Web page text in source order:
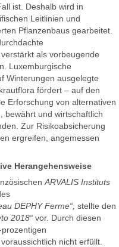
ist. Deshalb wird in
Leitlinien und
Pflanzenbaus gearbeitet.
als vorbeugende
Luxemburgische
Winterungen ausgelegte
fördert – auf den
Erforschung von alternativen
bewährt und wirtschaftlich
Zur Risikoabsicherung
ergreifen, angemessen
Herangehensweise
ARVALIS Instituts
DEPHY Ferme“, stellte den
2018“ vor. Durch diesen
nicht erfüllt.